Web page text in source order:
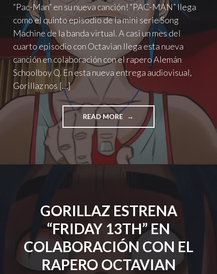
“Pac-Man” en su nueva canción! “PAC-MAN” llega
como el quinto episodio de la mini serie Song
Machine de la banda virtual. A casi un mes del
cuarto episodio con Octavian llega esta nueva
canción en colaboración con el rapero Alemán
Schoolboy Q. En esta nueva entrega audiovisual,
Gorillaz nos […]
READ MORE "GORILLAZ
ESTRENA
‘PAC-
MAN’
FT.
GORILLAZ ESTRENA
“FRIDAY 13TH” EN
COLABORACIÓN CON EL
RAPERO OCTAVIAN